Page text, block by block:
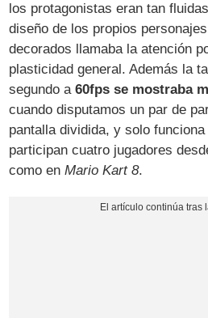
los protagonistas eran tan
diseño de los propios
decorados llamaba la atención
plasticidad general. Además la
segundo a60fps se mostraba
cuando disputamos un par de
pantalla dividida, y solo
participan cuatro jugadores
como enMario Kart 8.